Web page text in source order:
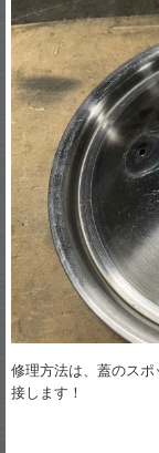
修理方法は、蓋のス
接します！